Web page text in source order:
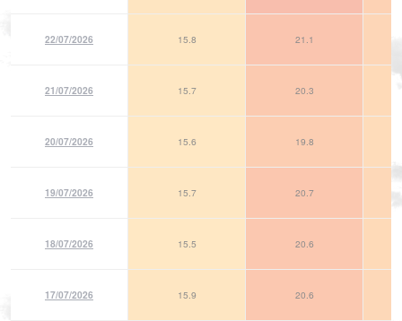
22/07/2026 15.8 21.1
21/07/2026 15.7 20.3
20/07/2026 15.6 19.8
19/07/2026 15.7 20.7
18/07/2026 15.5 20.6
17/07/2026 15.9 20.6